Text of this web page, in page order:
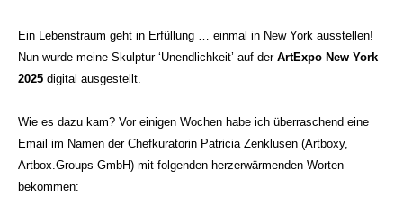
Ein Lebenstraum geht in Erfüllung … einmal in New York ausstellen!
Nun wurde meine Skulptur ‘Unendlichkeit’ auf der ArtExpo New York
2025 digital ausgestellt.
Wie es dazu kam? Vor einigen Wochen habe ich überraschend eine
Email im Namen der Chefkuratorin Patricia Zenklusen (Artboxy,
Artbox.Groups GmbH) mit folgenden herzerwärmenden Worten
bekommen: